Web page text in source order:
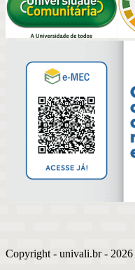
Copyright - univali.br - 2026